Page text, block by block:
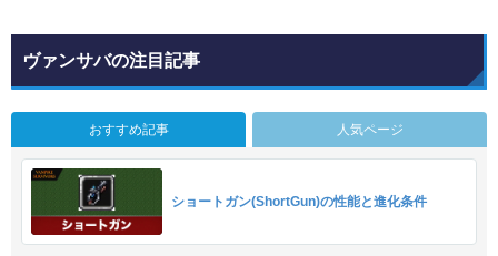
ヴァンサバの注目記事
おすすめ記事 人気ページ
ショートガン(ShortGun)の性能と進化条件